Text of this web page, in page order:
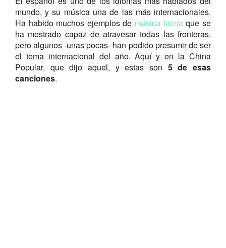
mundo, y su música una de las más internacionales.
Ha habido muchos ejemplos de música latinaque se
ha mostrado capaz de atravesar todas las fronteras,
pero algunos -unas pocas- han podido presumir de ser
el tema internacional del año. Aquí y en la China
Popular, que dijo aquel, y estas son 5 de esas
canciones.